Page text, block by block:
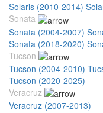
Solaris (2010-2014)
Sonata
Sonata (2004-2007)
Sonata (2018-2020)
Tucson
Tucson (2004-2010)
Tucson (2020-2025)
Veracruz
Veracruz (2007-2013)